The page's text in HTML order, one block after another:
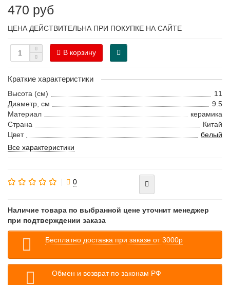
470 руб
ЦЕНА ДЕЙСТВИТЕЛЬНА ПРИ ПОКУПКЕ НА САЙТЕ
В корзину
Краткие характеристики
Высота (см)
11
Диаметр, см
9.5
Материал
керамика
Страна
Китай
Цвет
белый
Все характеристики
0
Наличие товара по выбранной цене уточнит менеджер
при подтверждении заказа
Бесплатно доставка при заказе от 3000р
Обмен и возврат по законам РФ